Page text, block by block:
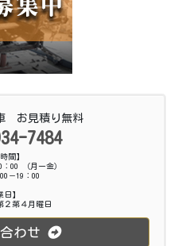
お見積り無料
7484
間】
00 （月ー金）
－19：00
日】
２第４月曜日
わせ